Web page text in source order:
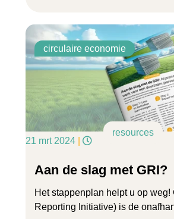
circulaire economie
resources
21 mrt 2024
Aan de slag met GRI?
Het stappenplan helpt u op weg!
Reporting Initiative) is de